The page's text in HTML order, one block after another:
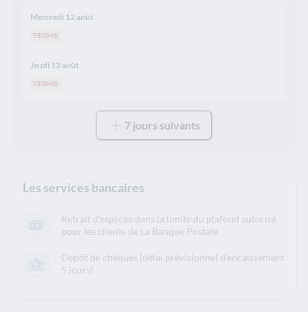
Mercredi 12 août
FERME
Jeudi 13 août
FERME
7 jours suivants
Les services bancaires
Retrait d'espèces dans la limite du plafond autorisé
pour les clients de La Banque Postale
Dépôt de chèques (délai prévisionnel d’encaissement
5 jours)